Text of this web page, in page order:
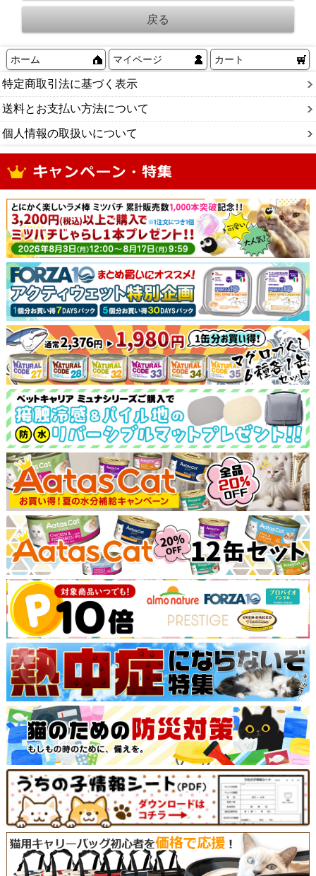
ホーム マイページ カート
特定商取引法に基づく表示
送料とお支払い方法について
個人情報の取扱いについて